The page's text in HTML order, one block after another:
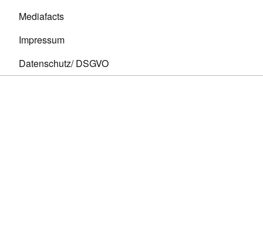
Mediafacts
Impressum
Datenschutz/ DSGVO